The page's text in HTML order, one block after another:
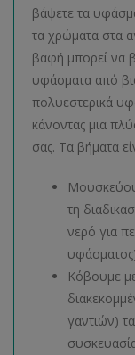
βάψετε τα
τα χρώματα στα
βαφή μπορεί να
υφάσματα από
πολυεστερικά
κάνοντας μια
σας. Τα βήματα
τη
νερό για
Κόβουμε
γαντιών)